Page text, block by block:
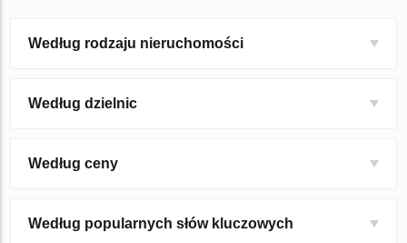
Według rodzaju nieruchomości
Według dzielnic
Według ceny
Według popularnych słów kluczowych